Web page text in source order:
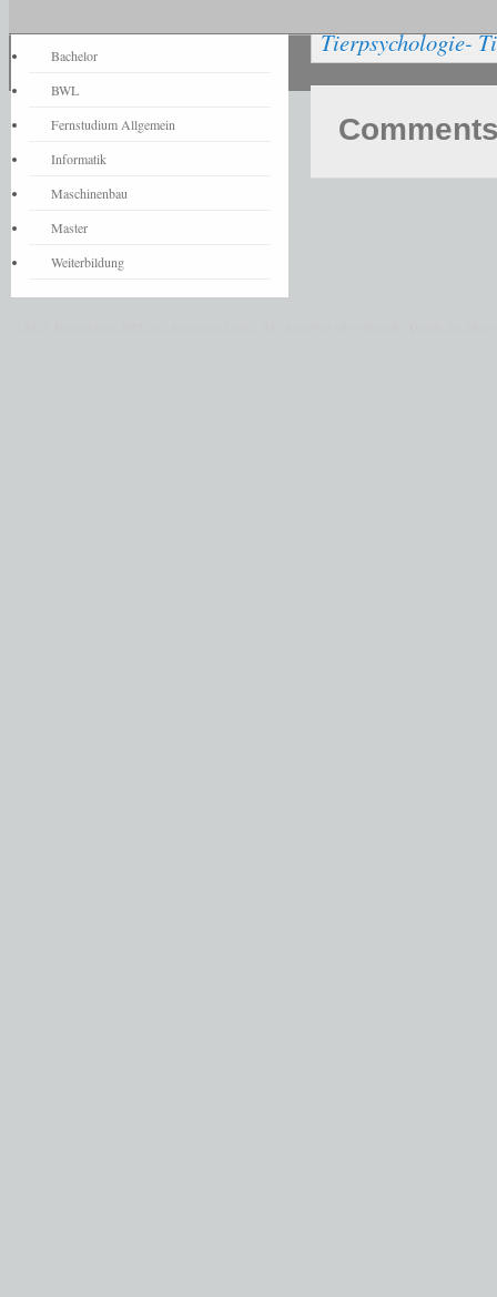
Tierpsychologie-
Bachelor
BWL
Fernstudium Allgemein
Informatik
Maschinenbau
Master
Weiterbildung